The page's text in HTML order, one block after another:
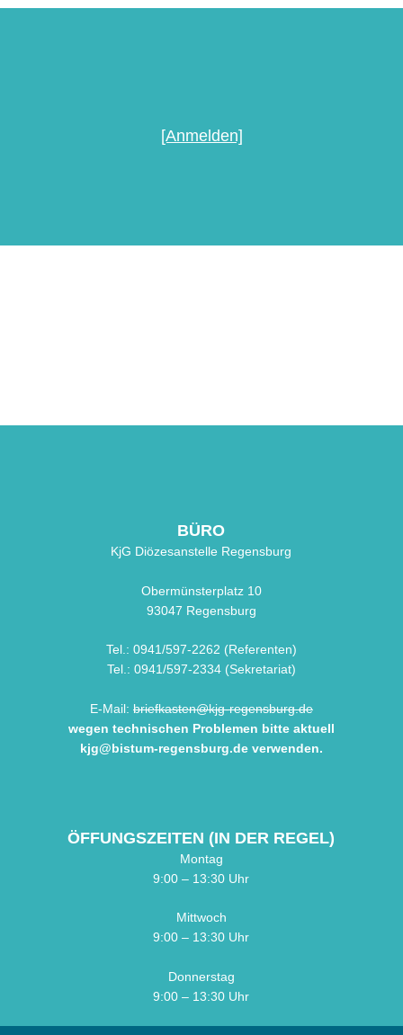
[Anmelden]
BÜRO
KjG Diözesanstelle Regensburg
Obermünsterplatz 10
93047 Regensburg
Tel.: 0941/597-2262 (Referenten)
Tel.: 0941/597-2334 (Sekretariat)
E-Mail: briefkasten@kjg-regensburg.de
wegen technischen Problemen bitte aktuell
kjg@bistum-regensburg.deverwenden.
ÖFFUNGSZEITEN (IN DER REGEL)
Montag
9:00 – 13:30 Uhr
Mittwoch
9:00 – 13:30 Uhr
Donnerstag
9:00 – 13:30 Uhr